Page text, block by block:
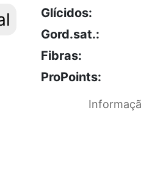
Glícidos:
Gord.sat.:
Fibras:
ProPoints: